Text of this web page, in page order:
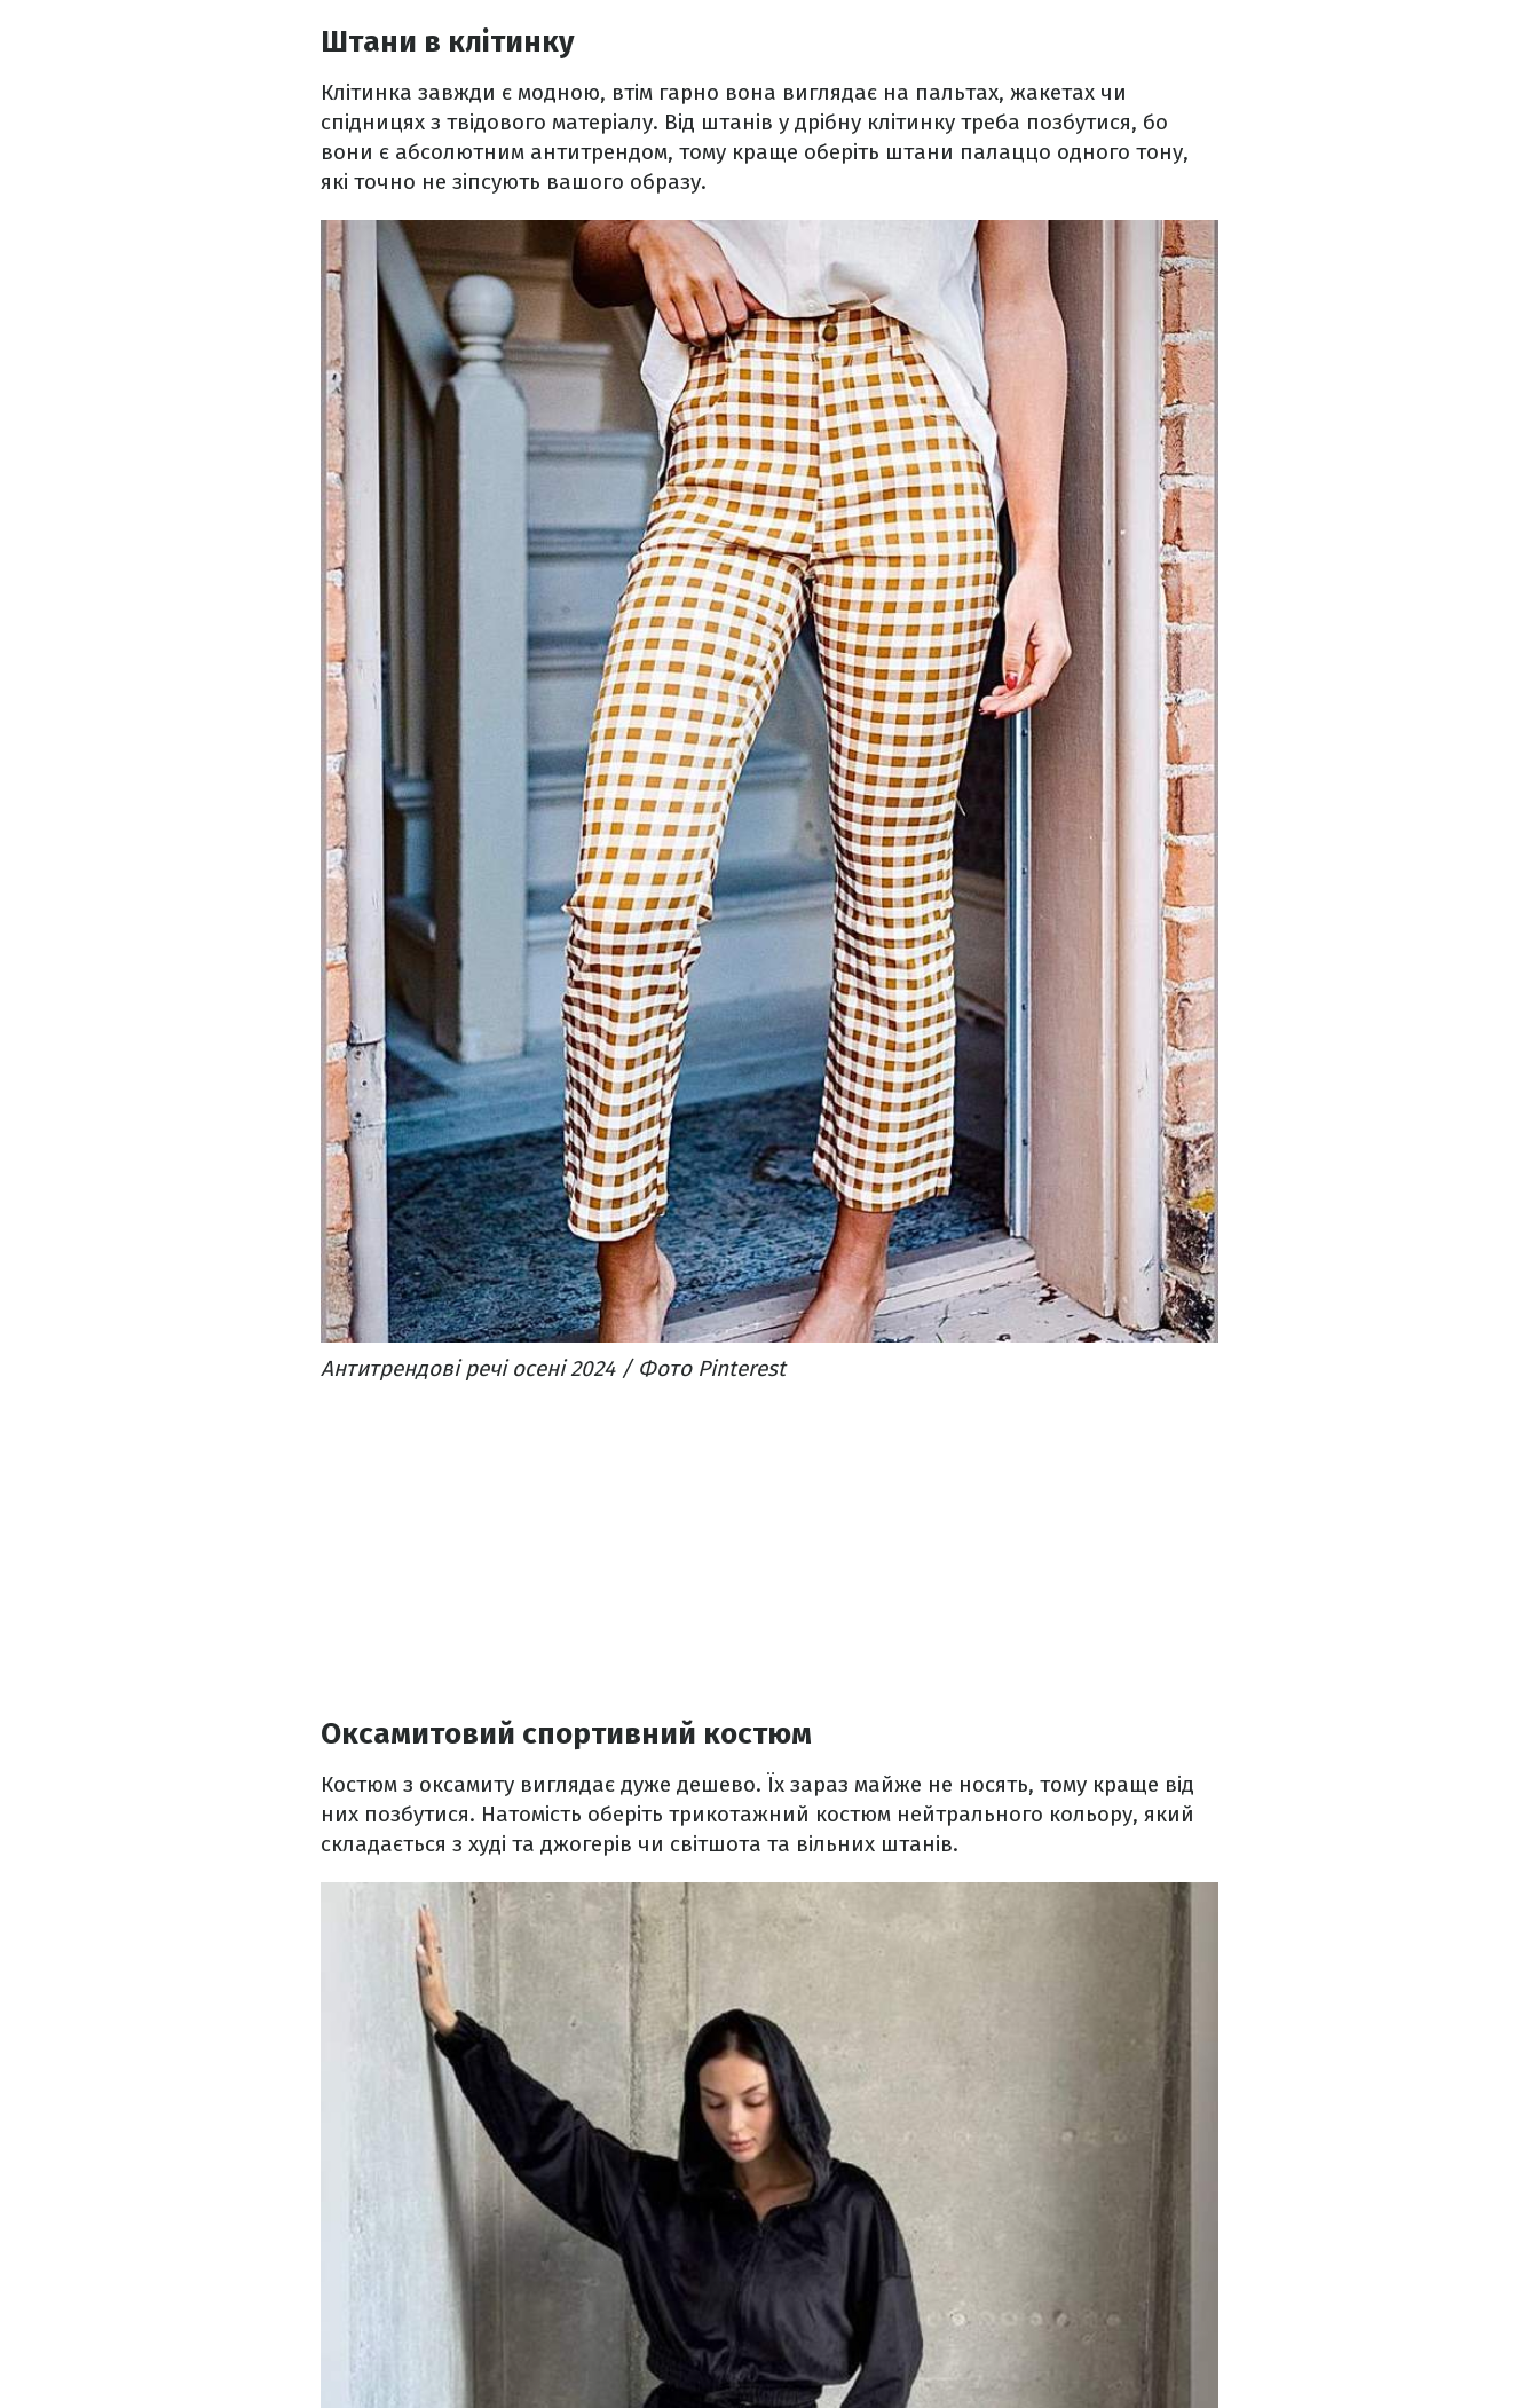
Штани в клітинку
Клітинка завжди є модною, втім гарно вона виглядає на пальтах, жакетах чи
спідницях з твідового матеріалу. Від штанів у дрібну клітинку треба позбутися, бо
вони є абсолютним антитрендом, тому краще оберіть штани палаццо одного тону,
які точно не зіпсують вашого образу.
Антитрендові речі осені 2024 / Фото Pinterest
Оксамитовий спортивний костюм
Костюм з оксамиту виглядає дуже дешево. Їх зараз майже не носять, тому краще від
них позбутися. Натомість оберіть трикотажний костюм нейтрального кольору, який
складається з худі та джогерів чи світшота та вільних штанів.